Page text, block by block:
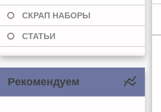
СКРАП НАБОРЫ
СТАТЬИ
Рекомендуем